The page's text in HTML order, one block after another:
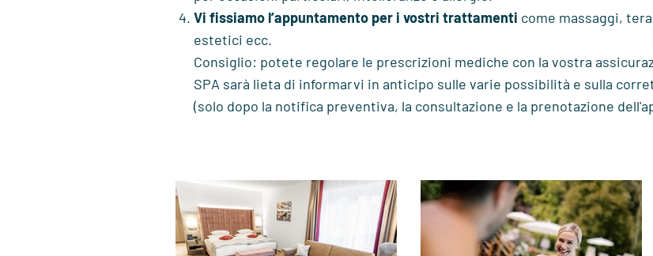
Vi fissiamo l’appuntamento per i vostri trattamenti come massaggi,
estetici ecc.
Consiglio: potete regolare le prescrizioni mediche con la vostra
SPA sarà lieta di informarvi in anticipo sulle varie possibilità e sulla
(solo dopo la notifica preventiva, la consultazione e la prenotazione